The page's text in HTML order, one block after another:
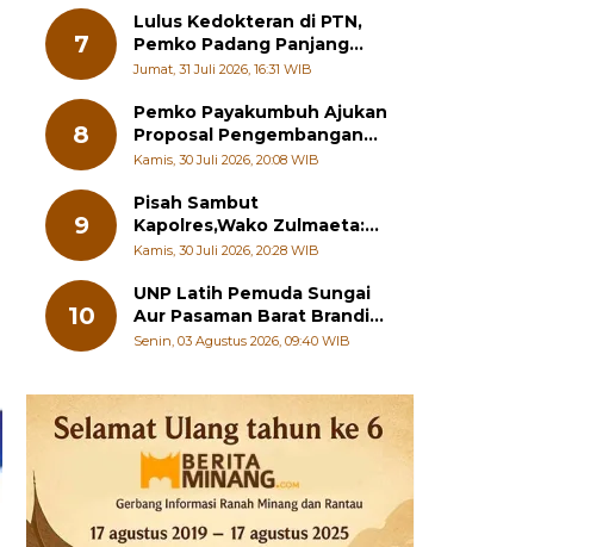
Pelajar
7
Lulus Kedokteran di PTN,
Pemko Padang Panjang
Siapkan Beasiswa Penuh
Jumat, 31 Juli 2026, 16:31 WIB
8
Pemko Payakumbuh Ajukan
Proposal Pengembangan
RSUD dr. Adnaan WD
Kesehatan
Kamis, 30 Juli 2026, 20:08 WIB
9
Pisah Sambut
Kapolres,Wako Zulmaeta:
Sinergi Pemko dan Polres
Pembangunan
Kamis, 30 Juli 2026, 20:28 WIB
10
UNP Latih Pemuda Sungai
Aur Pasaman Barat Branding
Wisata Beringin
Senin, 03 Agustus 2026, 09:40 WIB